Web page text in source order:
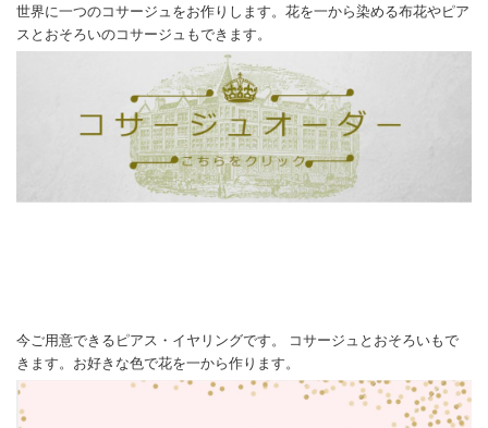
世界に一つのコサージュをお作りします。花を一から染める布花やピア
スとおそろいのコサージュもできます。
今ご用意できるピアス・イヤリングです。 コサージュとおそろいもで
きます。お好きな色で花を一から作ります。